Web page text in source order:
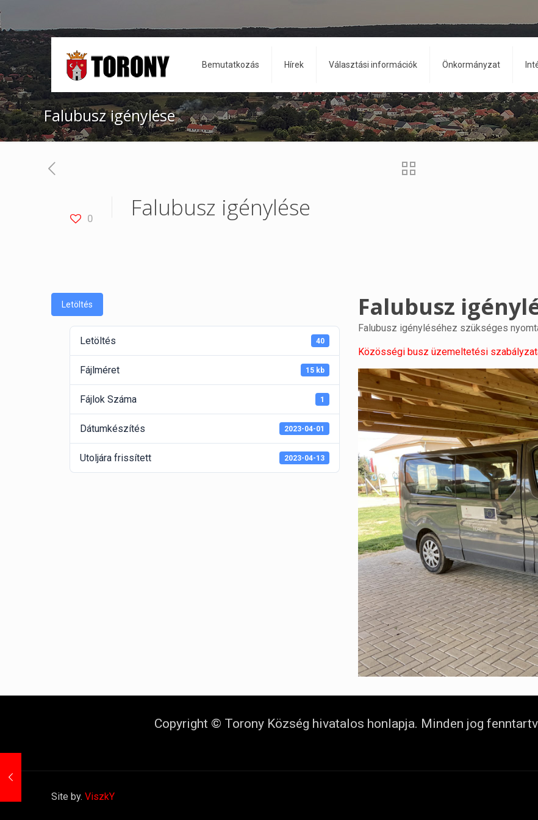
Bemutatkozás Hírek Választási információk Önkormányzat
Falubusz igénylése
0 Falubusz igénylése
Letöltés
Letöltés 40
Fájlméret 15 kb
Fájlok Száma 1
Dátumkészítés 2023-04-01
Utoljára frissített 2023-04-13
Falubusz
Falubusz igényléséhez szükséges
Közösségi busz üzemeltetési
Copyright © Torony Község hivatalos honlapja. Minden jog
Site by. ViszkY